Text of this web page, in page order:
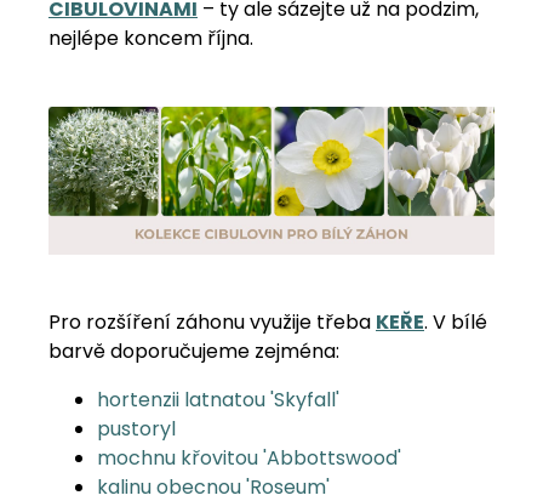
CIBULOVINAMI – ty ale sázejte už na podzim,
nejlépe koncem října.
Pro rozšíření záhonu využije třeba KEŘE. V bílé
barvě doporučujeme zejména:
hortenzii latnatou 'Skyfall'
pustoryl
mochnu křovitou 'Abbottswood'
kalinu obecnou 'Roseum'